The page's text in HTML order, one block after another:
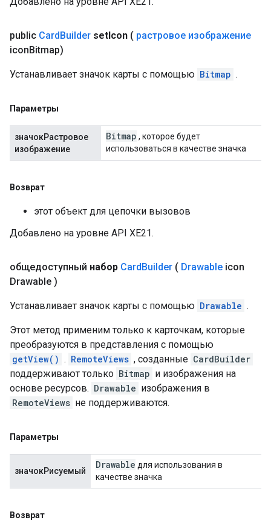
public CardBuilder setIcon ( растровое изображение
iconBitmap)
Устанавливает значок карты с помощью Bitmap .
Параметры
значокРастровое
изображение
Bitmap , которое будет
использоваться в качестве значка
Возврат
этот объект для цепочки вызовов
Добавлено на уровне API XE21.
общедоступный набор CardBuilder ( Drawable icon
Drawable )
Устанавливает значок карты с помощью Drawable .
Этот метод применим только к карточкам, которые
преобразуются в представления с помощью
getView() . RemoteViews , созданные CardBuilder
поддерживают только Bitmap и изображения на
основе ресурсов. Drawable изображения в
RemoteViews не поддерживаются.
Параметры
значокРисуемый
Drawable для использования в
качестве значка
Возврат